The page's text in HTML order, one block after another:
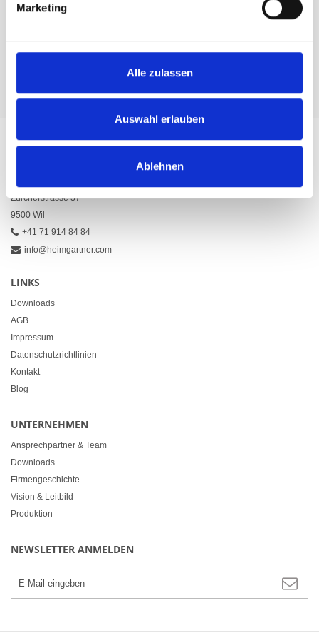
Marketing
Alle zulassen
Auswahl erlauben
Ablehnen
Warenkorb
CHF36.00
Zürcherstrasse 37
9500 Wil
+41 71 914 84 84
info@heimgartner.com
LINKS
Downloads
AGB
Impressum
Datenschutzrichtlinien
Kontakt
Blog
UNTERNEHMEN
Ansprechpartner & Team
Downloads
Firmengeschichte
Vision & Leitbild
Produktion
NEWSLETTER ANMELDEN